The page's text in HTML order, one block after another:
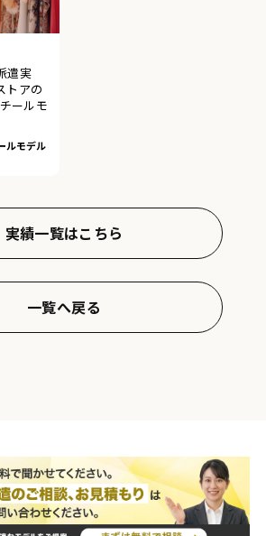
遣実
トアの
ールモ
ルモデル
実績一覧はこちら
一覧へ戻る